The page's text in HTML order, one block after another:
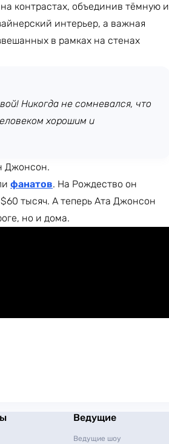
контрастах, объединив тёмную и
интерьер, а важная
в рамках на стенах
Никогда не сомневался, что
хорошим и
Джонсон.
фанатов. На Рождество он
тысяч. А теперь Ата Джонсон
но и дома.
Ведущие
Ведущие шоу